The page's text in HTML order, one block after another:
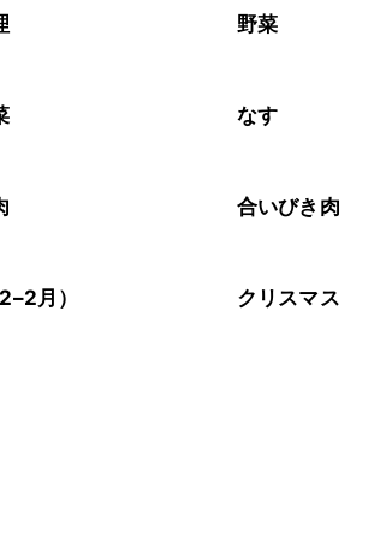
持ちは目安です。 野菜
なす
合いびき肉
月） クリスマス